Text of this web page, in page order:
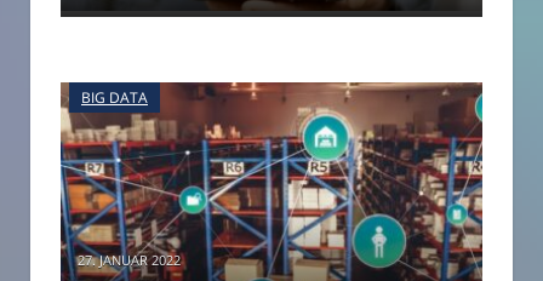
BIG DATA
27. JANUAR 2022